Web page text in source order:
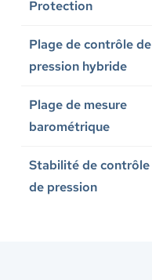
Protection
Plage de contrôle de
pression hybride
Plage de mesure
barométrique
Stabilité de contrôle
de pression